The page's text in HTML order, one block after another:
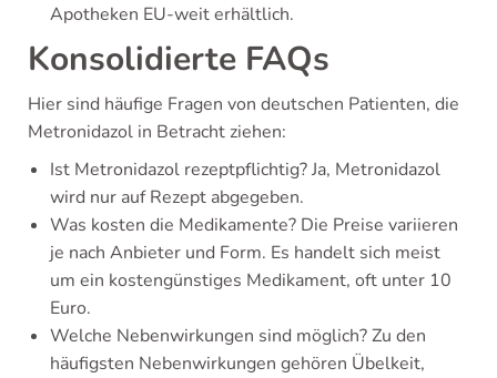
Apotheken EU-weit erhältlich.
Konsolidierte FAQs
Hier sind häufige Fragen von deutschen Patienten, die
Metronidazol in Betracht ziehen:
Ist Metronidazol rezeptpflichtig? Ja, Metronidazol
wird nur auf Rezept abgegeben.
Was kosten die Medikamente? Die Preise variieren
je nach Anbieter und Form. Es handelt sich meist
um ein kostengünstiges Medikament, oft unter 10
Euro.
Welche Nebenwirkungen sind möglich? Zu den
häufigsten Nebenwirkungen gehören Übelkeit,